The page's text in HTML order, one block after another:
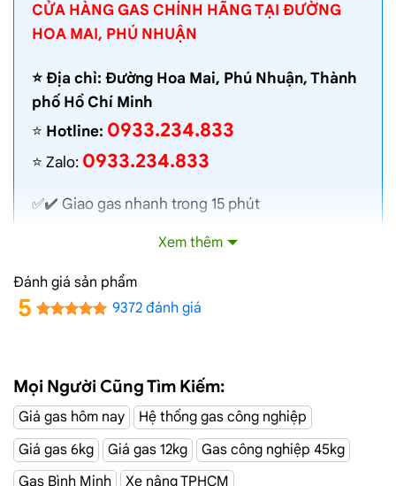
CỬA HÀNG GAS CHÍNH HÃNG TẠI ĐƯỜNG
HOA MAI, PHÚ NHUẬN
⭐️ Địa chỉ: Đường Hoa Mai, Phú Nhuận, Thành
phố Hồ Chí Minh
⭐️ Hotline: 0933.234.833
⭐️ Zalo: 0933.234.833
✅✔️ Giao gas nhanh trong 15 phút
✅✔️ Gas đủ ký, chất lượng cao, bình gas được
kiểm định định kỳ
✅✔️ Bán gas đúng giá niêm yết trên web
✅✔️ Giao gas và lắp đặt miễn phí
Đại Lý Gas Đường Hoa Mai, Phú
Nhuận
Xem thêm
Đánh giá sản phẩm
5 9372 đánh giá
Mọi Người Cũng Tìm Kiếm:
Giá gas hôm nay
Hệ thống gas công nghiệp
Giá gas 6kg
Giá gas 12kg
Gas công nghiệp 45kg
Gas Bình Minh
Xe nâng TPHCM